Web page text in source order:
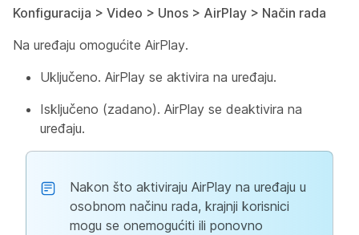
Konfiguracija > Video > Unos > AirPlay > Način rada
Na uređaju omogućite AirPlay.
Uključeno. AirPlay se aktivira na uređaju.
Isključeno (zadano). AirPlay se deaktivira na
uređaju.
Nakon što aktiviraju AirPlay na uređaju u
osobnom načinu rada, krajnji korisnici
mogu se onemogućiti ili ponovno